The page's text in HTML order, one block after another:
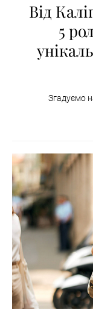
Від
5
Згадуємо